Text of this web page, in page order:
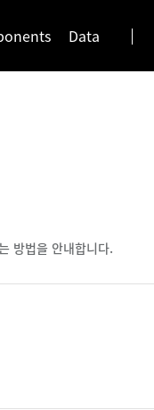
Data
방법을 안내합니다.